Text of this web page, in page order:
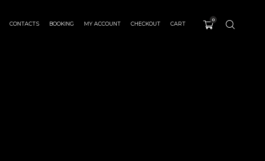
CONTACTS BOOKING MY ACCOUNT CHECKOUT CART
0